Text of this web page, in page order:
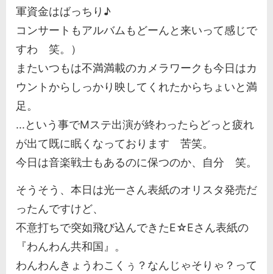
軍資金はばっちり♪
コンサートもアルバムもどーんと来いって感じで
すわ 笑。）
またいつもは不満満載のカメラワークも今日はカ
ウントからしっかり映してくれたからちょいと満
足。
...という事でMステ出演が終わったらどっと疲れ
が出て既に眠くなっております 苦笑。
今日は音楽戦士もあるのに保つのか、自分 笑。
そうそう、本日は光一さん表紙のオリスタ発売だ
ったんですけど、
不意打ちで突如飛び込んできたE☆Eさん表紙の
『わんわん共和国』。
わんわんきょうわこくぅ？なんじゃそりゃ？って